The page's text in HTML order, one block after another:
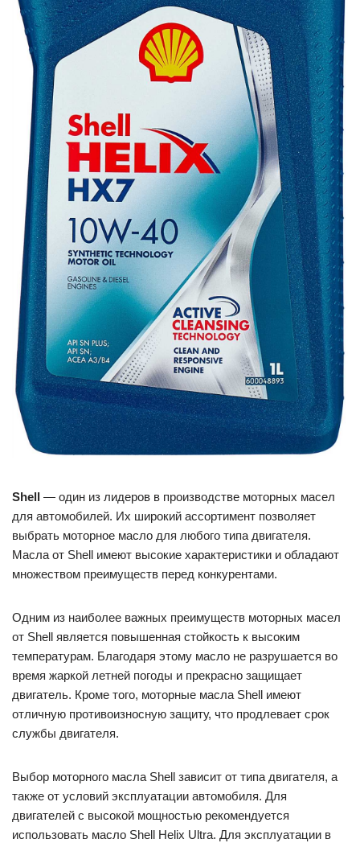
Shell
— один из лидеров в производстве моторных масел
для автомобилей. Их широкий ассортимент позволяет
выбрать моторное масло для любого типа двигателя.
Масла от Shell имеют высокие характеристики и обладают
множеством преимуществ перед конкурентами.
Одним из наиболее важных преимуществ моторных масел
от Shell является повышенная стойкость к высоким
температурам. Благодаря этому масло не разрушается во
время жаркой летней погоды и прекрасно защищает
двигатель. Кроме того, моторные масла Shell имеют
отличную противоизносную защиту, что продлевает срок
службы двигателя.
Выбор моторного масла Shell зависит от типа двигателя, а
также от условий эксплуатации автомобиля. Для
двигателей с высокой мощностью рекомендуется
использовать масло Shell Helix Ultra. Для эксплуатации в